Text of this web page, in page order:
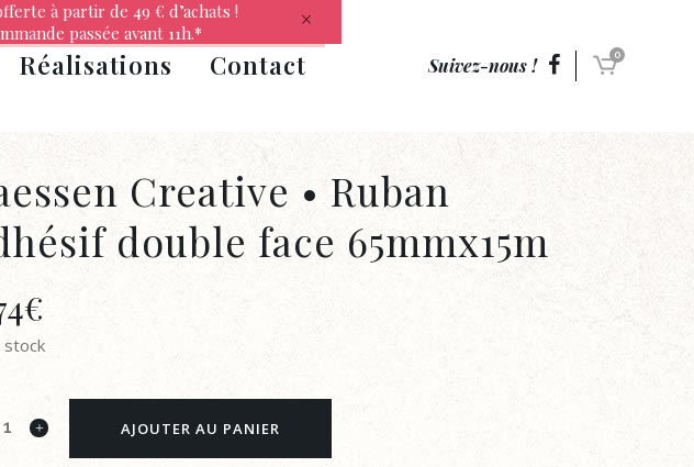
Suivez-nous ! 0
Réalisations Contact
Creative • Ruban
double face 65mmx15m
€
stock
AJOUTER AU PANIER
à partir de 49 € d’achats !
passée avant 11h.*